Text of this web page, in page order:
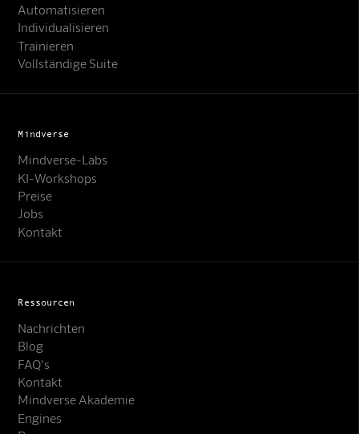
Online · KI-Assistent
Automatisieren
Individualisieren
Trainieren
Vollständige Suite
Mindverse
Mindverse-Labs
KI-Workshops
Preise
Jobs
Kontakt
Ressourcen
Nachrichten
Blog
FAQ's
Kontakt
Mindverse Akademie
Engines